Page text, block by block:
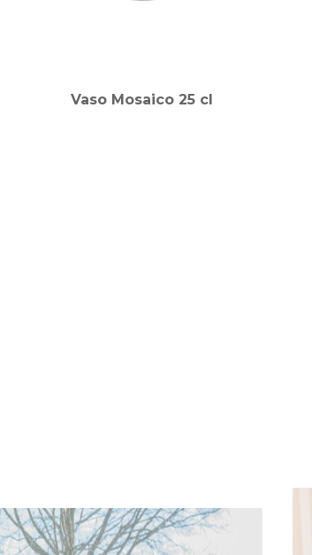
Vaso Mosaico 25 cl